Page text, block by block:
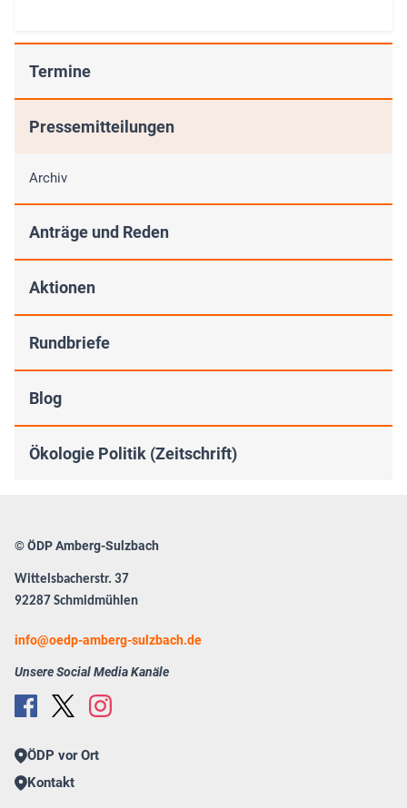
Termine
Pressemitteilungen
Archiv
Anträge und Reden
Aktionen
Rundbriefe
Blog
Ökologie Politik (Zeitschrift)
© ÖDP Amberg-Sulzbach
Wittelsbacherstr. 37
92287 Schmidmühlen
info oedp-amberg-sulzbach.de
Unsere Social Media Kanäle
ÖDP vor Ort
Kontakt